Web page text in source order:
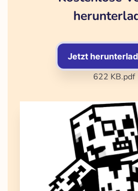
Jetzt
622 KB.pdf